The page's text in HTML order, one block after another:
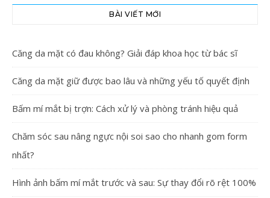
BÀI VIẾT MỚI
Căng da mặt có đau không? Giải đáp khoa học từ bác sĩ
Căng da mặt giữ được bao lâu và những yếu tố quyết định
Bấm mí mắt bị trợn: Cách xử lý và phòng tránh hiệu quả
Chăm sóc sau nâng ngực nội soi sao cho nhanh gom form
nhất?
Hình ảnh bấm mí mắt trước và sau: Sự thay đổi rõ rệt 100%